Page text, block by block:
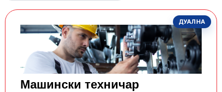
ДУАЛНА
Машински техничар